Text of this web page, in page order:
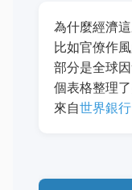
為什麼經濟
比如官僚作
部分是全球
個表格整理
來自世界銀行